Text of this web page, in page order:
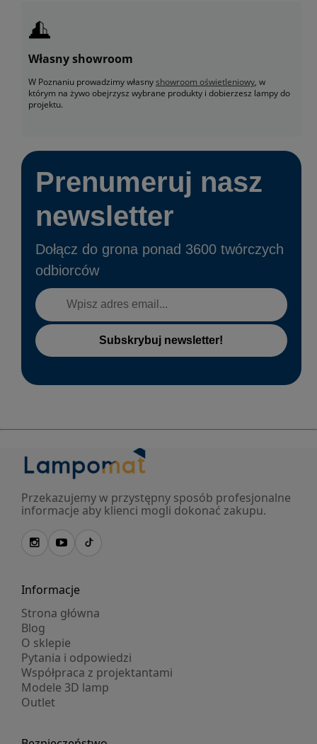
Własny showroom
W Poznaniu prowadzimy własnyshowroom oświetleniowy, w
którym na żywo obejrzysz wybrane produkty i dobierzesz lampy do
projektu.
Prenumeruj nasz
newsletter
Dołącz do grona ponad 3600 twórczych
odbiorców
Subskrybuj newsletter!
Przekazujemy w przystępny sposób profesjonalne
informacje aby klienci mogli dokonać zakupu.
Informacje
Strona główna
Blog
O sklepie
Pytania i odpowiedzi
Współpraca z projektantami
Modele 3D lamp
Outlet